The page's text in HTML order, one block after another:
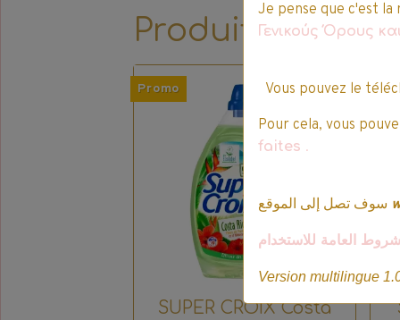
Produits qui
Promo
SUPER CROIX Costa
Je pense que c'est la
Γενικούς Όρους
Vous pouvez le
Pour cela, vous
faites .
العامة للاستخدام
Version multilingue